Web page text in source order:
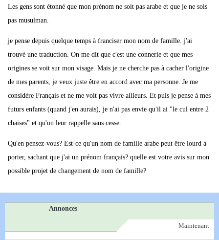
Les gens sont étonné que mon prénom ne soit pas arabe et que je ne sois
pas musulman.
je pense depuis quelque temps à franciser mon nom de famille. j'ai
trouvé une traduction. On me dit que c'est une connerie et que mes
origines se voit sur mon visage. Mais je ne cherche pas à cacher l'origine
de mes parents, je veux juste être en accord avec ma personne. Je me
considère Français et ne me voit pas vivre ailleurs. Et puis je pense à mes
futurs enfants (quand j'en aurais), je n'ai pas envie qu'il ai "le cul entre 2
chaises" et qu'on leur rappelle sans cesse.
Qu'en pensez-vous? Est-ce qu'un nom de famille arabe peut être lourd à
porter, sachant que j'ai un prénom français? quelle est votre avis sur mon
possible projet de changement de nom de famille?
Annonces
Maintenant